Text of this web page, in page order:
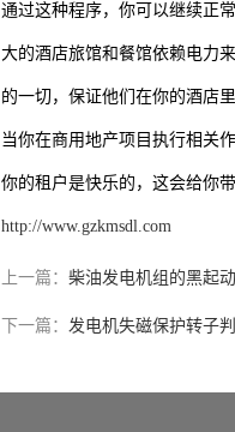
通过这种程序，你可以继续正
大的酒店旅馆和餐馆依赖电力
的一切，保证他们在你的酒店
当你在商用地产项目执行相关
你的租户是快乐的，这会给你
http://www.gzkmsdl.com
上一篇： 柴油发电机组的黑起
下一篇： 发电机失磁保护转子